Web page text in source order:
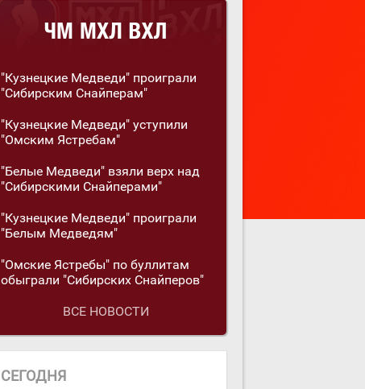
"Кузнецкие Медведи" проиграли
"Сибирским Снайперам"
"Кузнецкие Медведи" уступили
"Омским Ястребам"
"Белые Медведи" взяли верх над
"Сибирскими Снайперами"
"Кузнецкие Медведи" проиграли
"Белым Медведям"
"Омские Ястребы" по буллитам
обыграли "Сибирских Снайперов"
ВСЕ НОВОСТИ
СЕГОДНЯ